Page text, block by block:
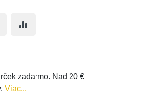
zadarmo. Nad 20 €
Viac...